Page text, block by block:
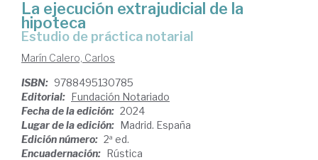
La ejecución extrajudicial de la
hipoteca
estudio de práctica notarial
Marín Calero, Carlos
ISBN: 9788495130785
Editorial: Fundación Notariado
Fecha de la edición: 2024
Lugar de la edición: Madrid. España
Edición número: 2ª ed.
Encuadernación: Rústica